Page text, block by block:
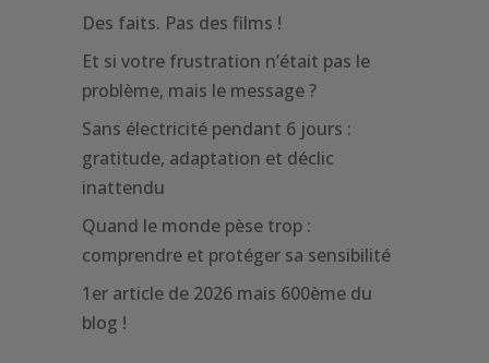
Des faits. Pas des films !
Et si votre frustration n’était pas le
problème, mais le message ?
Sans électricité pendant 6 jours :
gratitude, adaptation et déclic
inattendu
Quand le monde pèse trop :
comprendre et protéger sa sensibilité
1er article de 2026 mais 600ème du
blog !